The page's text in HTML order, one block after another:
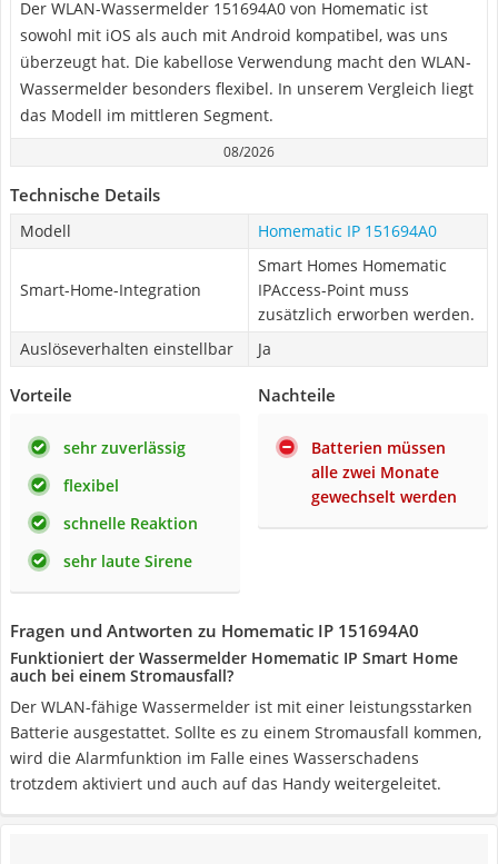
Der WLAN-Wassermelder 151694A0 von Homematic ist
sowohl mit iOS als auch mit Android kompatibel, was uns
überzeugt hat. Die kabellose Verwendung macht den WLAN-
Wassermelder besonders flexibel. In unserem Vergleich liegt
das Modell im mittleren Segment.
08/2026
Technische Details
Modell Homematic IP 151694A0
Smart-Home-Integration
Smart Homes Homematic
IPAccess-Point muss
zusätzlich erworben werden.
Auslöseverhalten einstellbar
Ja
Vorteile
sehr zuverlässig
flexibel
schnelle Reaktion
sehr laute Sirene
Nachteile
Batterien müssen
alle zwei Monate
gewechselt werden
Fragen und Antworten zu Homematic IP 151694A0
Funktioniert der Wassermelder Homematic IP Smart Home
auch bei einem Stromausfall?
Der WLAN-fähige Wassermelder ist mit einer leistungsstarken
Batterie ausgestattet. Sollte es zu einem Stromausfall kommen,
wird die Alarmfunktion im Falle eines Wasserschadens
trotzdem aktiviert und auch auf das Handy weitergeleitet.